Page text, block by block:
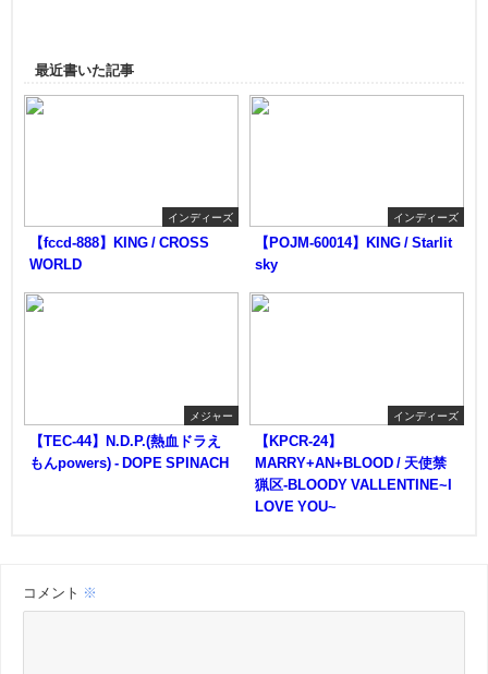
最近書いた記事
インディーズ
【fccd-888】KING / CROSS
WORLD
インディーズ
【POJM-60014】KING / Starlit
sky
メジャー
【TEC-44】N.D.P.(熱血ドラえ
もんpowers) - DOPE SPINACH
インディーズ
【KPCR-24】
MARRY+AN+BLOOD / 天使禁
猟区-BLOODY VALLENTINE~I
LOVE YOU~
コメント ※